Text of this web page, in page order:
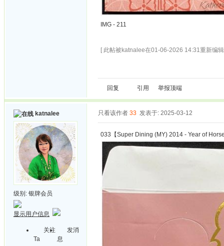
IMG - 211
[ 此帖被katnalee在01-06-2026 14:31重新编
回复 引用 举报顶端
katnalee
级别: 银牌会员
显示用户信息
关注
Ta
发消
息
只看该作者 33 发表于: 2025-03-12
033【Super Dining (MY) 2014 - Year of